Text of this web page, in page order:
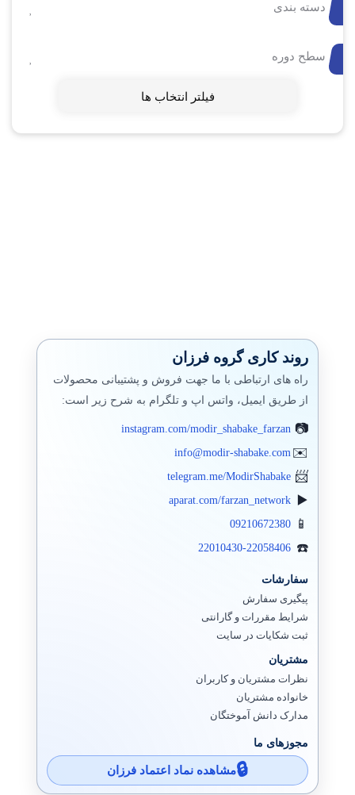
دسته بندی
سطح دوره
فیلتر انتخاب ها
روند کاری گروه فرزان
راه های ارتباطی با ما جهت فروش و پشتیبانی محصولات
از طریق ایمیل، واتس اپ و تلگرام به شرح زیر است:
instagram.com/modir_shabake_farzan
info@modir-shabake.com
telegram.me/ModirShabake
aparat.com/farzan_network
09210672380
22010430-22058406
سفارشات
پیگیری سفارش
شرایط مقررات و گارانتی
ثبت شکایات در سایت
مشتریان
نظرات مشتریان و کاربران
خانواده مشتریان
مدارک دانش آموختگان
مجوزهای ما
مشاهده نماد اعتماد فرزان